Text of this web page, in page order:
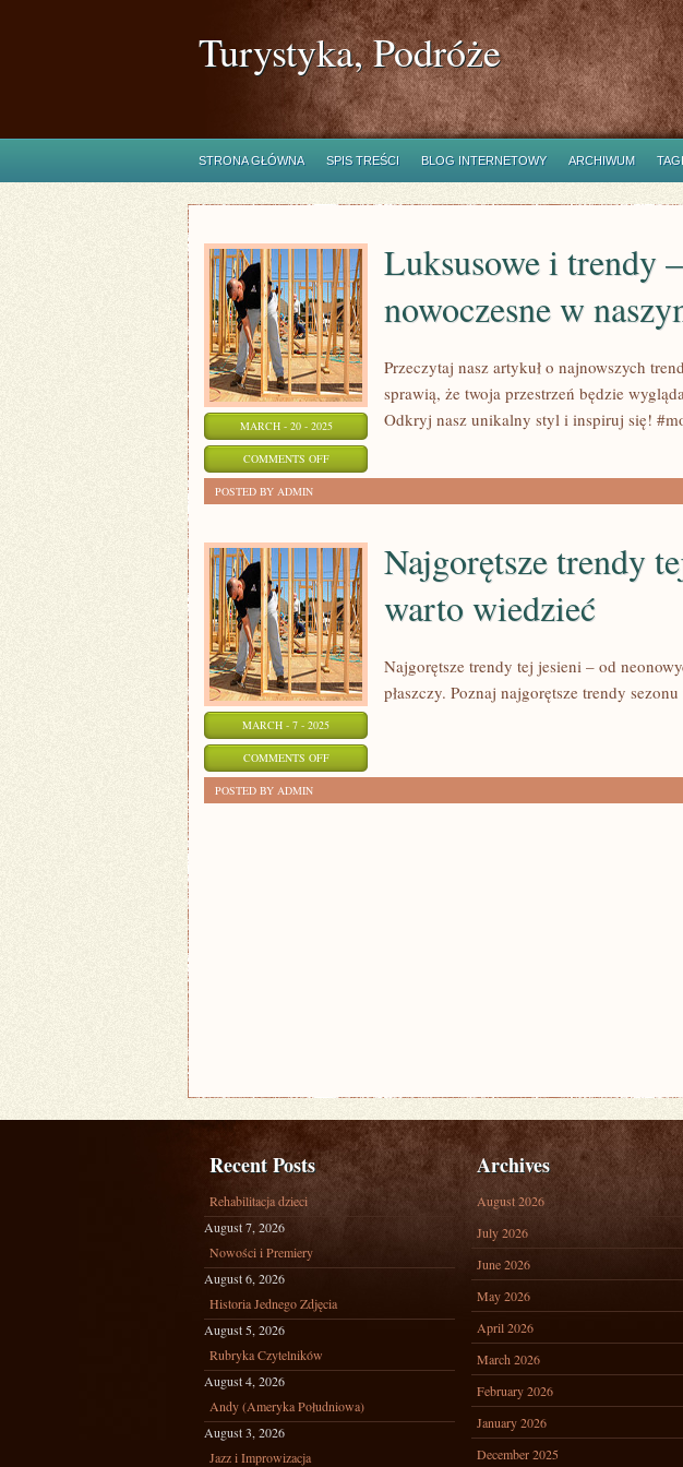
Turystyka, Podróże
STRONA GŁÓWNA SPIS TREŚCI BLOG INTERNETOWY ARCHIWUM TAGI
MARCH - 20 - 2025
COMMENTS OFFON
TRENDY
–
ŁAZIENKI
NOWOCZESNE
W
NASZYM
STYLU
Luksusowe i trendy
nowoczesne w
Przeczytaj nasz artykuł o najnowszych
sprawią, że twoja przestrzeń będzie
Odkryj nasz unikalny styl i inspiruj się!
POSTED BY ADMIN
MARCH - 7 - 2025
COMMENTS OFFON
Najgorętsze trendy
warto wiedzieć
Najgorętsze trendy tej jesieni – od
płaszczy. Poznaj najgorętsze trendy
POSTED BY ADMIN
Recent Posts
Rehabilitacja dzieci
August 7, 2026
Nowości i Premiery
August 6, 2026
Historia Jednego Zdjęcia
August 5, 2026
Rubryka Czytelników
August 4, 2026
Andy (Ameryka Południowa)
August 3, 2026
Jazz i Improwizacja
Archives
August 2026
July 2026
June 2026
May 2026
April 2026
March 2026
February 2026
January 2026
December 2025